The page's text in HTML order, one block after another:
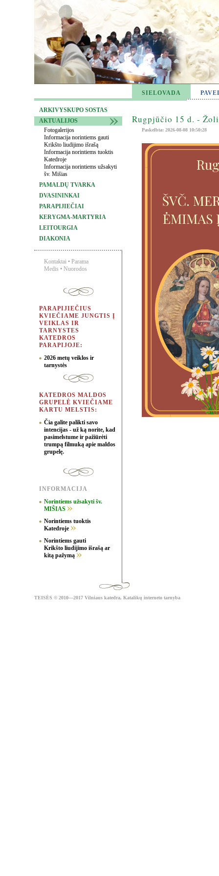
SIELOVADA
ARKIVYSKUPO SOSTAS
AKTUALIJOS
Fotogalerijos
Informacija norintiems gauti
Krikšto liudijimo išrašą
Informacija norintiems tuoktis
Katedroje
Informacija norintiems užsakyti
šv. Mišias
PAMALDŲ TVARKA
DVASININKAI
PARAPIJIEČIAI
KERYGMA-MARTYRIA
LEITOURGIA
DIAKONIA
Kontaktai • Parama
Medis • Nuorodos
PARAPIJIEČIUS
KVIEČIAME JUNGTIS Į
VEIKLAS IR
TARNYSTES
KATEDROS
PARAPIJOJE:
2026 metų veiklos ir
tarnystės
KATEDROS MALDOS
GRUPELĖ KVIEČIAME
KARTU MELSTIS:
Čia galite palikti savo
intencijas - už ką norite, kad
pasimelstume ir pažiūrėti
trumpą filmuką apie maldos
grupelę.
INFORMACIJA
Norintiems užsakyti šv.
MIŠIAS
Norintiems tuoktis
Katedroje
Norintiems gauti
Krikšto liudijimo išrašą ar
kitą pažymą
Rugpjūčio 15 d. -
Paskelbta: 2026-08-08 10:50:28
TEISĖS © 2010—2017 Vilniaus katedra, Katalikų interneto tarnyba